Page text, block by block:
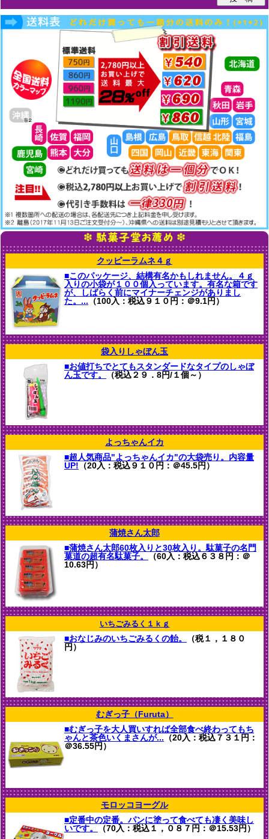
クッピーラムネ４ｇ
■このパッケージ、結構有名かもしれません。４ｇ
入りの小袋が１００個入っています。有名な箱です
が、しばらく前にマイナーチェンジがありまし
た。... （100入：税込９１０円：＠9.1円）
袋入りしゃぼん玉
■お値打ちでとてもスタンダードなタイプのしゃぼ
ん玉です。
（税込２９．8円/１個～）
よっちゃんイカ
■超人気商品"よっちゃんイカ"の大袋売り。内容量
UP! （20入：税込９１０円：＠45.5円）
蒲焼さん太郎
■蒲焼さん太郎60枚入りと30枚入り。駄菓子の名門
菓道の超有名駄菓子。
（60入：税込６３８円：＠
10.63円）
いちごみるく１ｋｇ
■おなじみのいちごみるくの飴。
（税１，１８０
円）
むぎっ子（Furuta）
■むぎっ子を大人買いすれば全部食べ終わってもち
ゃんと茶色いくまさんが... （20入：税込７３１円：
＠36.55円）
モロッコヨーグル
■定番中の定番。パンに塗って食べても凄く美味し
いです。
（70入：税込１，０８７円：＠15.53円）